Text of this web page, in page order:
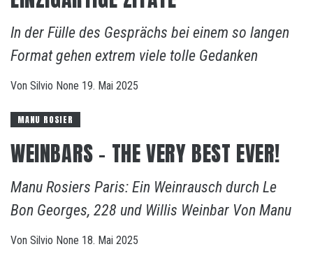
In der Fülle des Gesprächs bei einem so langen
Format gehen extrem viele tolle Gedanken
Von Silvio None 19. Mai 2025
MANU ROSIER
WEINBARS – THE VERY BEST EVER!
Manu Rosiers Paris: Ein Weinrausch durch Le
Bon Georges, 228 und Willis Weinbar Von Manu
Von Silvio None 18. Mai 2025